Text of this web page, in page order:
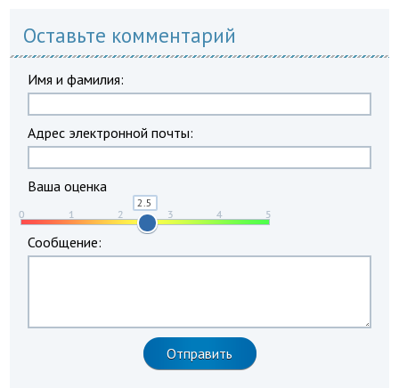
Оставьте комментарий
Имя и фамилия:
Адрес электронной почты:
Ваша оценка
Сообщение: